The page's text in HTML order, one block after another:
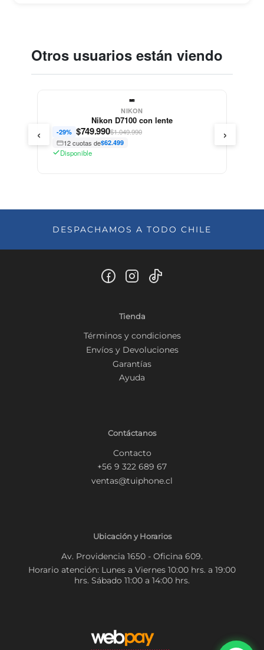
Otros usuarios están viendo
NIKON
Nikon D7100 con lente
-29% $749.990$1.049.990
12 cuotas de$62.499
Disponible
‹ ›
DESPACHAMOS A TODO CHILE
Tienda
Términos y condiciones
Envíos y Devoluciones
Garantías
Ayuda
Contáctanos
Contacto
+56 9 322 689 67
ventas@tuiphone.cl
Ubicación y Horarios
Av. Providencia 1650 - Oficina 609.
Horario atención: Lunes a Viernes 10:00 hrs. a 19:00
hrs. Sábado 11:00 a 14:00 hrs.